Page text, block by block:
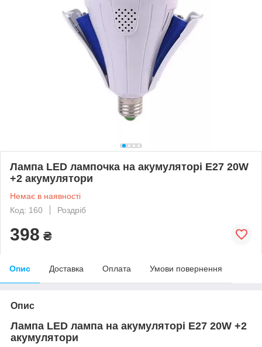
Лампа LED лампочка на акумуляторі E27 20W
+2 акумулятори
Немає в наявності
Код: 160
Роздріб
398 ₴
Опис Доставка Оплата Умови повернення
Опис
Лампа LED лампа на акумуляторі E27 20W +2
акумулятори